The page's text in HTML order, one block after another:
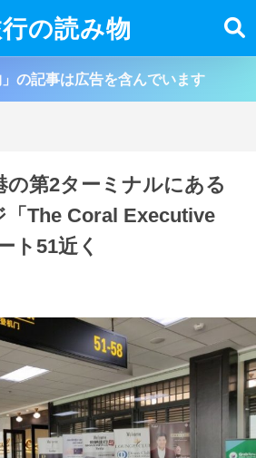
の読み物
」の記事は広告を含んでいます
の第2ターミナルにある
「The Coral Executive
ト51近く